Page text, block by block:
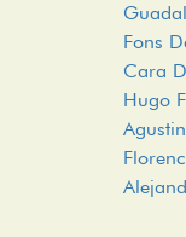
Fons
Cara
Hugo